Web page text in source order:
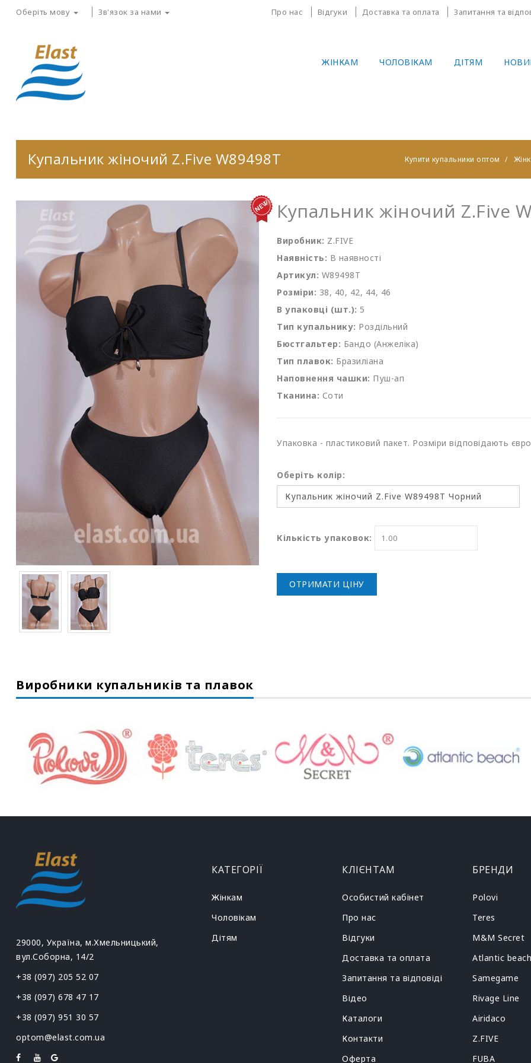
Оберіть мову Зв'язок за нами Про нас Відгуки Доставка та оплата Запитання та
ЖІНКАМ ЧОЛОВІКАМ ДІТЯМ
Купальник жіночий Z.Five W89498T Купити купальники оптом
Купальник жіночий Z.Five
Виробник: Z.FIVE
Наявність: В наявності
Артикул: W89498T
Розміри: 38, 40, 42, 44, 46
В упаковці (шт.): 5
Тип купальнику: Роздільний
Бюстгальтер: Бандо (Анжеліка)
Тип плавок: Бразиліана
Наповнення чашки: Пуш-ап
Тканина: Соти
Упаковка - пластиковий пакет. Розміри відповідають
Оберіть колір:
Кількість упаковок:
ОТРИМАТИ ЦІНУ
Виробники купальників та плавок
29000, Україна, м.Хмельницький,
вул.Соборна, 14/2
+38 (097) 205 52 07
+38 (097) 678 47 17
+38 (097) 951 30 57
optom@elast.com.ua
КАТЕГОРІЇ
Жінкам
Чоловікам
Дітям
КЛІЄНТАМ
Особистий кабінет
Про нас
Відгуки
Доставка та оплата
Запитання та відповіді
Відео
Каталоги
Контакти
Оферта
БРЕНДИ
Polovi
Teres
M&M Secret
Atlantic beach
Samegame
Rivage Line
Airidaco
Z.FIVE
FUBA